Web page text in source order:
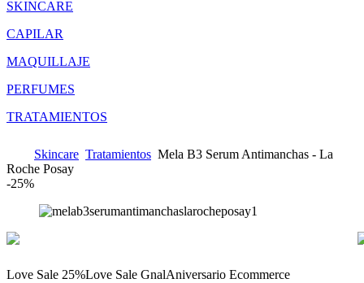
SKINCARE
CAPILAR
MAQUILLAJE
PERFUMES
TRATAMIENTOS
Skincare Tratamientos Mela B3 Serum Antimanchas - La
Roche Posay
-25%
Love Sale 25%Love Sale GnalAniversario Ecommerce